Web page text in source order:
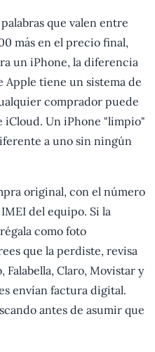
que valen entre
más en el precio final,
un iPhone, la diferencia
Apple tiene un sistema de
comprador puede
iCloud. Un iPhone "limpio"
a uno sin ningún
original, con el número
del equipo. Si la
como foto
que la perdiste, revisa
Claro, Movistar y
envían factura digital.
antes de asumir que